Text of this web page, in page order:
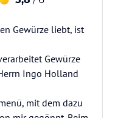
Gewürze liebt, ist
Gewürze
Ingo Holland
mit dem dazu